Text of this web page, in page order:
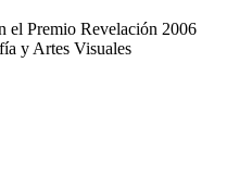
el Premio Revelación 2006
y Artes Visuales